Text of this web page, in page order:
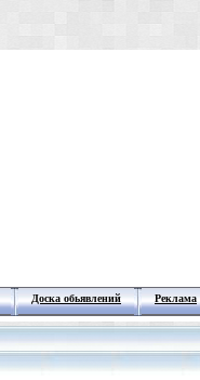
Доска обьявлений Реклама